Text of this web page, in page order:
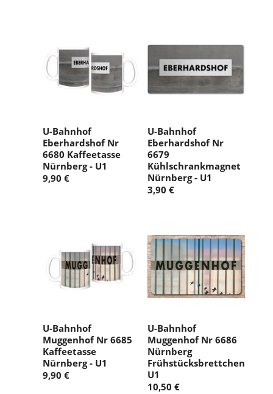
U-Bahnhof
Eberhardshof Nr
6680 Kaffeetasse
Nürnberg - U1
9,90 €
U-Bahnhof
Eberhardshof Nr
6679
Kühlschrankmagnet
Nürnberg - U1
3,90 €
U-Bahnhof
Muggenhof Nr 6685
Kaffeetasse
Nürnberg - U1
9,90 €
U-Bahnhof
Muggenhof Nr 6686
Nürnberg
Frühstücksbrettchen
U1
10,50 €